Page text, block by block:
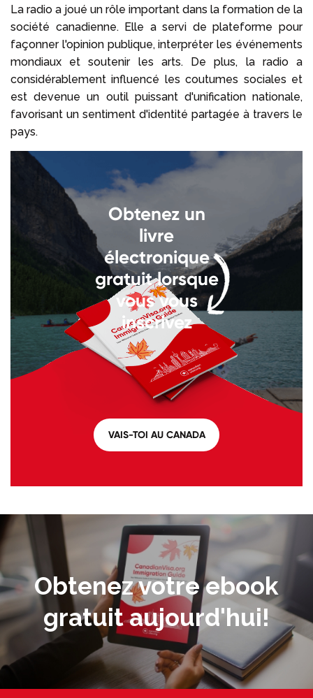
La radio a joué un rôle important dans la formation de la
société canadienne. Elle a servi de plateforme pour
façonner l'opinion publique, interpréter les événements
mondiaux et soutenir les arts. De plus, la radio a
considérablement influencé les coutumes sociales et
est devenue un outil puissant d'unification nationale,
favorisant un sentiment d'identité partagée à travers le
pays.
Obtenez un
livre
électronique
gratuit lorsque
vous vous
inscrivez
VAIS-TOI AU CANADA
Obtenez votre ebook
gratuit aujourd'hui!